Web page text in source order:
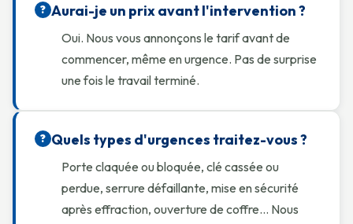
? Aurai-je un prix avant l'intervention ?
Oui. Nous vous annonçons le tarif avant de
commencer, même en urgence. Pas de surprise
une fois le travail terminé.
? Quels types d'urgences traitez-vous ?
Porte claquée ou bloquée, clé cassée ou
perdue, serrure défaillante, mise en sécurité
après effraction, ouverture de coffre… Nous